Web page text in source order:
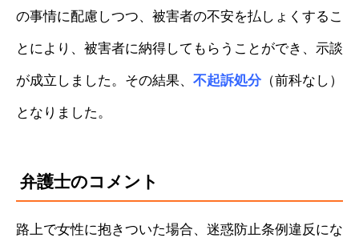
の事情に配慮しつつ、被害者の不安を払しょくするこ
とにより、被害者に納得してもらうことができ、示談
が成立しました。その結果、 不起訴処分 （前科なし）
となりました。
弁護士のコメント
路上で女性に抱きついた場合、迷惑防止条例違反にな